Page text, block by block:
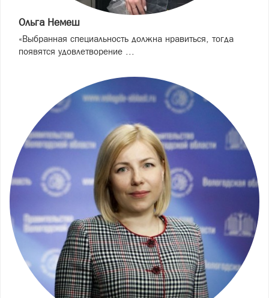
Ольга Немеш
«Выбранная специальность должна нравиться, тогда
появятся удовлетворение ...